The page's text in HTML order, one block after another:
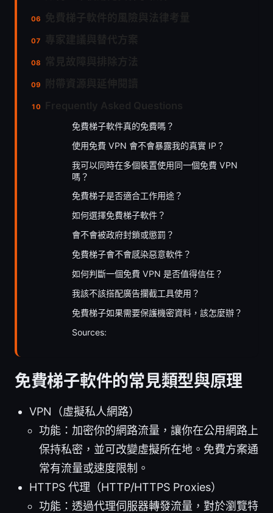
免費梯子軟件真的免費嗎？
使用免費 VPN 會不會暴露我的真實 IP？
我可以同時在多個裝置使用同一個免費 VPN
嗎？
免費梯子是否適合工作用途？
如何選擇免費梯子軟件？
會不會被政府封鎖或懲罰？
免費梯子會不會感染惡意軟件？
如何判斷一個免費 VPN 是否值得信任？
我該不該搭配廣告攔截工具使用？
免費梯子如果需要保護機密資料，該怎麼辦？
Sources:
免費梯子軟件的常見類型與原理
VPN（虛擬私人網路）
功能：加密你的網路流量，讓你在公用網路上
保持私密，並可改變虛擬所在地。免費方案通
常有流量或速度限制。
HTTPS 代理（HTTP/HTTPS Proxies）
功能：透過代理伺服器轉發流量，對於瀏覽特